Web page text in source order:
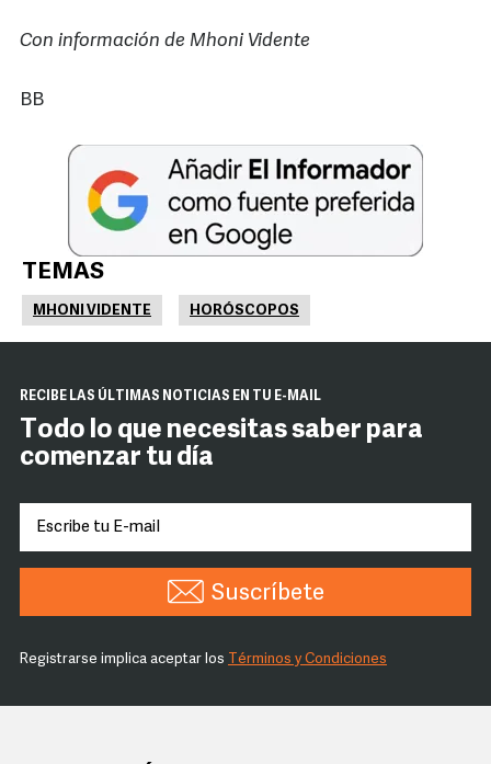
Con información de Mhoni Vidente
BB
TEMAS
MHONI VIDENTE HORÓSCOPOS
RECIBE LAS ÚLTIMAS NOTICIAS EN TU E-MAIL
Todo lo que necesitas saber para
comenzar tu día
Suscríbete
Registrarse implica aceptar los Términos y Condiciones